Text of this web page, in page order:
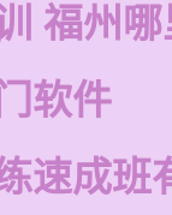
福州
软件
速成班